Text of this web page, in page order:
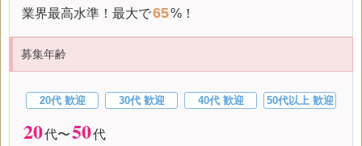
業界最高水準！最大で65%！
募集年齢
20代 歓迎 30代 歓迎 40代 歓迎 50代以上 歓迎
20代〜50代